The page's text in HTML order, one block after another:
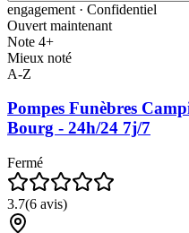
engagement · Confidentiel
Ouvert maintenant
Note 4+
Mieux noté
A-Z
Pompes Funèbres
Bourg - 24h/24 7j/7
Fermé
3.7(6 avis)